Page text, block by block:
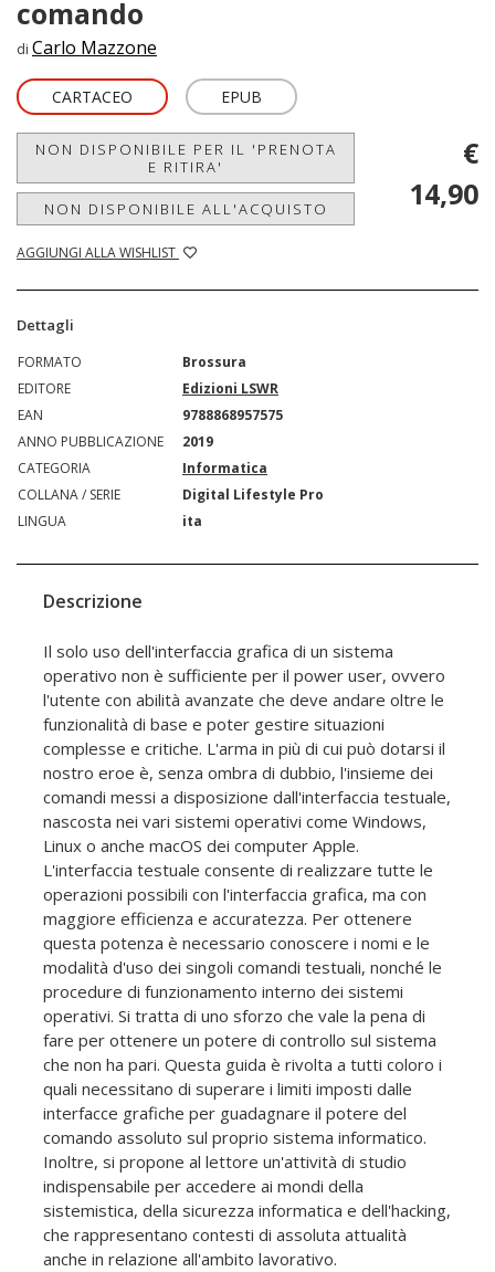
comando
di Carlo Mazzone
CARTACEO EPUB
NON DISPONIBILE PER IL 'PRENOTA
E RITIRA'
NON DISPONIBILE ALL'ACQUISTO
AGGIUNGI ALLA WISHLIST
€
14,90
Dettagli
FORMATO
Brossura
EDITORE
Edizioni LSWR
EAN
9788868957575
ANNO PUBBLICAZIONE
2019
CATEGORIA
Informatica
COLLANA / SERIE
Digital Lifestyle Pro
LINGUA
ita
Descrizione
Il solo uso dell'interfaccia grafica di un sistema
operativo non è sufficiente per il power user, ovvero
l'utente con abilità avanzate che deve andare oltre le
funzionalità di base e poter gestire situazioni
complesse e critiche. L'arma in più di cui può dotarsi il
nostro eroe è, senza ombra di dubbio, l'insieme dei
comandi messi a disposizione dall'interfaccia testuale,
nascosta nei vari sistemi operativi come Windows,
Linux o anche macOS dei computer Apple.
L'interfaccia testuale consente di realizzare tutte le
operazioni possibili con l'interfaccia grafica, ma con
maggiore efficienza e accuratezza. Per ottenere
questa potenza è necessario conoscere i nomi e le
modalità d'uso dei singoli comandi testuali, nonché le
procedure di funzionamento interno dei sistemi
operativi. Si tratta di uno sforzo che vale la pena di
fare per ottenere un potere di controllo sul sistema
che non ha pari. Questa guida è rivolta a tutti coloro i
quali necessitano di superare i limiti imposti dalle
interfacce grafiche per guadagnare il potere del
comando assoluto sul proprio sistema informatico.
Inoltre, si propone al lettore un'attività di studio
indispensabile per accedere ai mondi della
sistemistica, della sicurezza informatica e dell'hacking,
che rappresentano contesti di assoluta attualità
anche in relazione all'ambito lavorativo.